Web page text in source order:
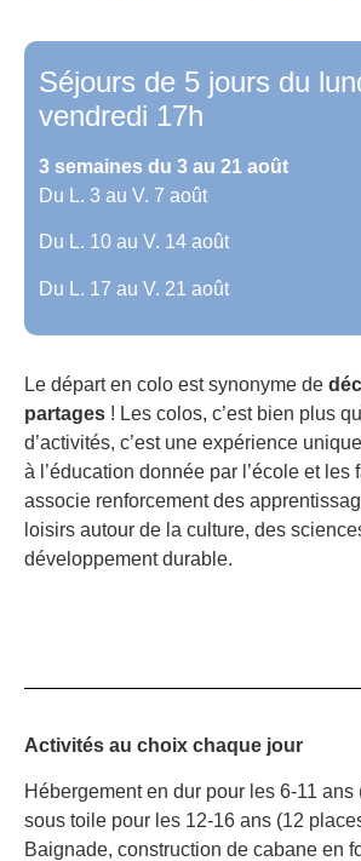
Séjours de 5 jours du
vendredi 17h
3 semaines du 3 au 21 août
Du L. 3 au V. 7 août
Du L. 10 au V. 14 août
Du L. 17 au V. 21 août
Le départ en colo est synonyme de
partages ! Les colos, c’est bien plus
d’activités, c’est une expérience
à l’éducation donnée par l’école et les
associe renforcement des
loisirs autour de la culture, des
développement durable.
Activités au choix chaque jour
Hébergement en dur pour les 6-11 ans
sous toile pour les 12-16 ans (12
Baignade, construction de cabane en